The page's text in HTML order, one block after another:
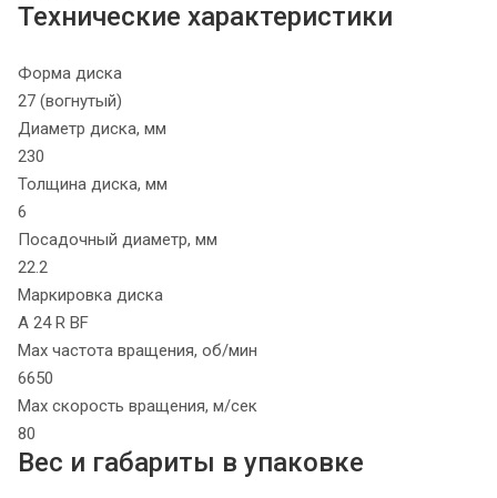
Технические характеристики
Форма диска
27 (вогнутый)
Диаметр диска, мм
230
Толщина диска, мм
6
Посадочный диаметр, мм
22.2
Маркировка диска
A 24 R BF
Max частота вращения, об/мин
6650
Max скорость вращения, м/сек
80
Вес и габариты в упаковке